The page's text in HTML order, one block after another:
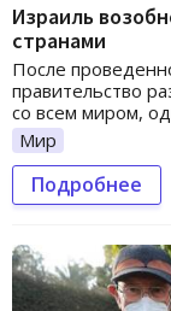
Израиль
странами
После
правительство
со всем миром,
Мир
Подробнее